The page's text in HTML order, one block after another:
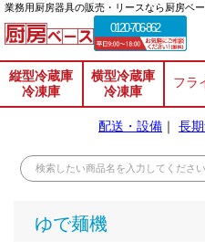
業務⽤厨房器具の販売・リースなら厨房ベ
0120-706-862
縦型冷蔵庫
冷凍庫
横型冷蔵庫
冷凍庫
フラ
配送・設備 ｜ 長
ゆで麺機